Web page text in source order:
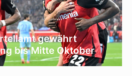
gewährt
bis Mitte Oktober